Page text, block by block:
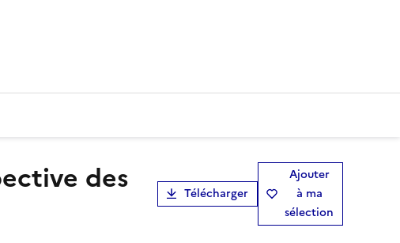
Télécharger
Ajouter
à ma
sélection